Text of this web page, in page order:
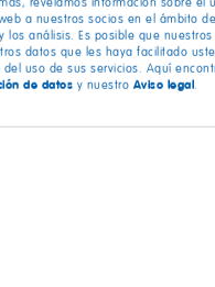
revelamos información sobre el
a nuestros socios en el ámbito
los análisis. Es posible que
datos que les haya facilitado
uso de sus servicios. Aquí
de datos y nuestro Aviso legal.